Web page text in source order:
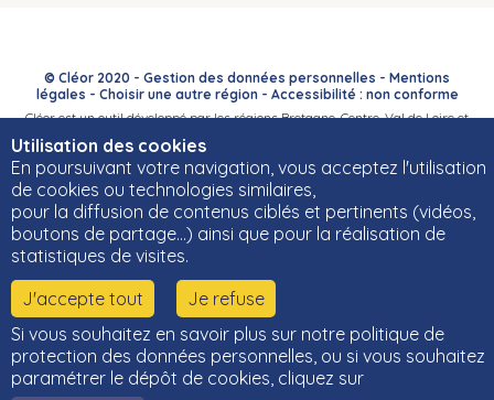
Utilisation des cookies
En poursuivant votre navigation, vous acceptez l'utilisation
de cookies ou technologies similaires,
pour la diffusion de contenus ciblés et pertinents (vidéos,
boutons de partage…) ainsi que pour la réalisation de
statistiques de visites.
J'accepte tout
Je refuse
Si vous souhaitez en savoir plus sur notre politique de
protection des données personnelles, ou si vous souhaitez
paramétrer le dépôt de cookies, cliquez sur
© Cléor 2020 - Gestion des données personnelles - Mentions
légales - Choisir une autre région- Accessibilité : non conforme
Cléor est un outil développé par les régions Bretagne, Centre-Val de Loire et